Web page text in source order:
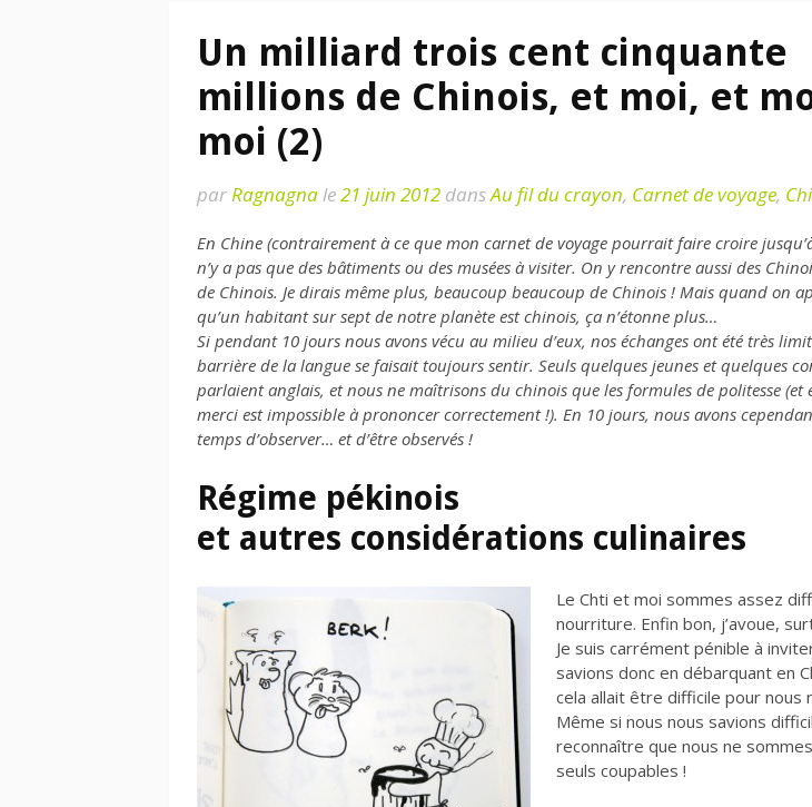
Un milliard trois cent cinquante
millions de Chinois, et moi, et
moi (2)
parRagnagnale21 juin 2012 dansAu fil du crayon, Carnet de voyage,
En Chine (contrairement à ce que mon carnet de voyage pourrait faire croire
n’y a pas que des bâtiments ou des musées à visiter. On y rencontre aussi des
de Chinois. Je dirais même plus, beaucoup beaucoup de Chinois ! Mais quand on
qu’un habitant sur sept de notre planète est chinois, ça n’étonne plus…
Si pendant 10 jours nous avons vécu au milieu d’eux, nos échanges ont été très
barrière de la langue se faisait toujours sentir. Seuls quelques jeunes et quelques
parlaient anglais, et nous ne maîtrisons du chinois que les formules de politesse (et
merci est impossible à prononcer correctement !). En 10 jours, nous avons
temps d’observer… et d’être observés !
Régime pékinois
et autres considérations culinaires
Le Chti et moi sommes assez
nourriture. Enfin bon, j’avoue,
Je suis carrément pénible à
savions donc en débarquant en
cela allait être difficile pour nous
Même si nous nous savions
reconnaître que nous ne
seuls coupables !